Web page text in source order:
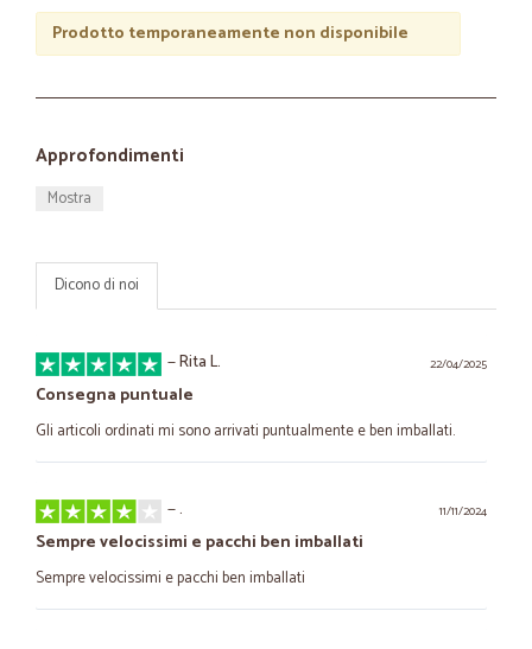
Prodotto temporaneamente non disponibile
Approfondimenti
Mostra
Dicono di noi
22/04/2025
—Rita L.
Consegna puntuale
Gli articoli ordinati mi sono arrivati puntualmente e ben imballati.
11/11/2024
—.
Sempre velocissimi e pacchi ben imballati
Sempre velocissimi e pacchi ben imballati